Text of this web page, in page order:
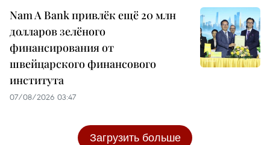
Nam A Bank привлёк ещё 20 млн
долларов зелёного
финансирования от
швейцарского финансового
института
07/08/2026 03:47
Загрузить больше